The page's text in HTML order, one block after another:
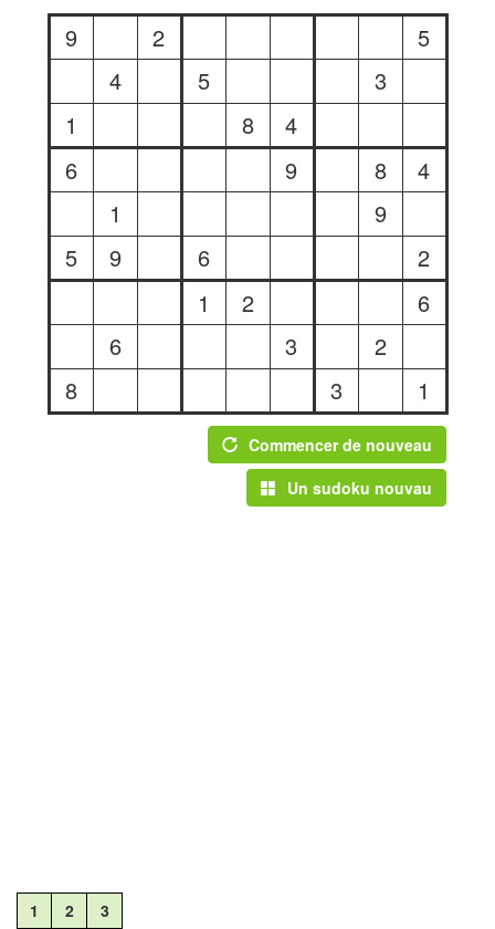
9 2
5
4
5
3
1
8
4
6
9 8
4
1
9
5
9 6
2
1
2
6
6
3
2
8
3 1
Commencer de nouveau
Un sudoku nouvau
1 2 3